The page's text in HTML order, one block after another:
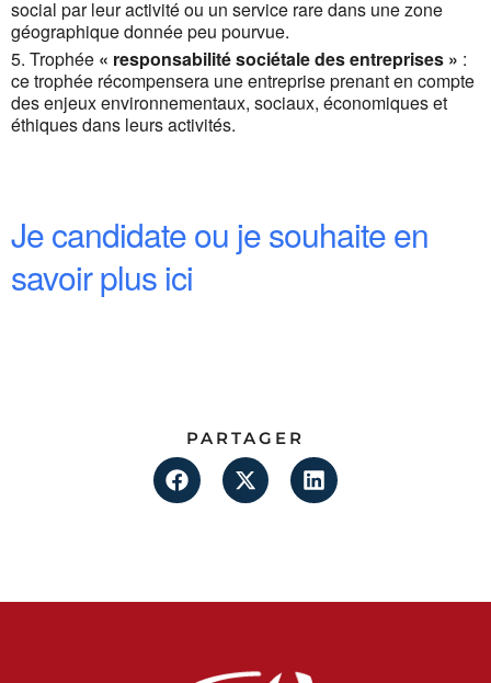
social par leur activité ou un service rare dans une zone
géographique donnée peu pourvue.
Trophée « responsabilité sociétale des entreprises » :
ce trophée récompensera une entreprise prenant en compte
des enjeux environnementaux, sociaux, économiques et
éthiques dans leurs activités.
Je candidate ou je souhaite en
savoir plus ici
PARTAGER